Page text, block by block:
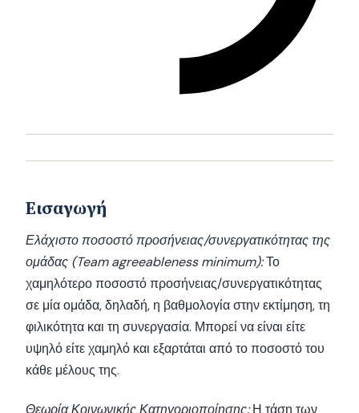
Εισαγωγή
Ελάχιστο ποσοστό προσήνειας/συνεργατικότητας της
ομάδας (Team agreeableness minimum):Το
χαμηλότερο ποσοστό προσήνειας/συνεργατικότητας
σε μία ομάδα, δηλαδή, η βαθμολογία στην εκτίμηση, τη
φιλικότητα και τη συνεργασία. Μπορεί να είναι είτε
υψηλό είτε χαμηλό και εξαρτάται από το ποσοστό του
κάθε μέλους της.
Θεωρία Κοινωνικής Κατηγοριοποίησης:Η τάση των